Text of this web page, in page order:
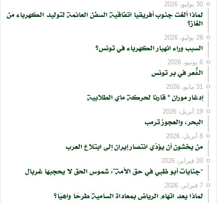
30 يوليو، 2026
لماذا ألغت جنوب أفريقيا اتفاقية السفن العائمة لتوليد الكهرباء من
الغاز؟
28 يوليو، 2026
السبب وراء انهيار الكهرباء في تونس؟
6 يونيو، 2026
الڨُعر في بر تونس
31 مايو، 2026
إدغار موران * قارئا لحركة ماي الطلابية
19 أبريل، 2026
البحر، والعجوز ترمب
8 أبريل، 2026
من يخشون أن يؤدّي انتصار إيران إلى ابتلاع العرب
20 فبراير، 2026
“جنايات أبو ظبي في حق الأمة”: شموس الحق لا يحجبها غربال
7 فبراير، 2026
لماذا يعد اتهام الرياض بمعاداة السامية طرحًا واهيًا؟